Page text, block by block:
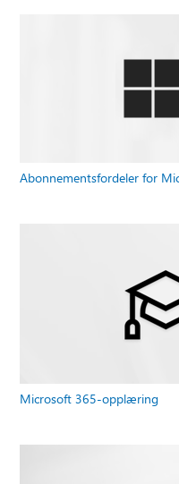
Abonnementsfordeler for
Microsoft 365-opplæring